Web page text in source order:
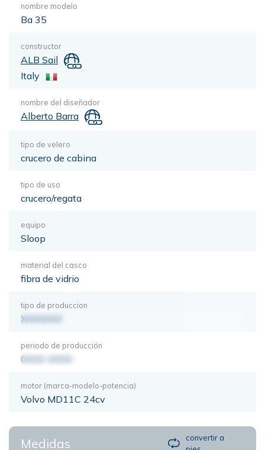
nombre modelo
Ba 35
constructor
ALB Sail
Italy
nombre del diseñador
Alberto Barra
tipo de velero
crucero de cabina
tipo de uso
crucero/regata
equipo
Sloop
material del casco
fibra de vidrio
tipo de produccion
XXXXXXX
periodo de producción
0000-0000
motor (marca-modelo-potencia)
Volvo MD11C 24cv
Medidas
convertir a